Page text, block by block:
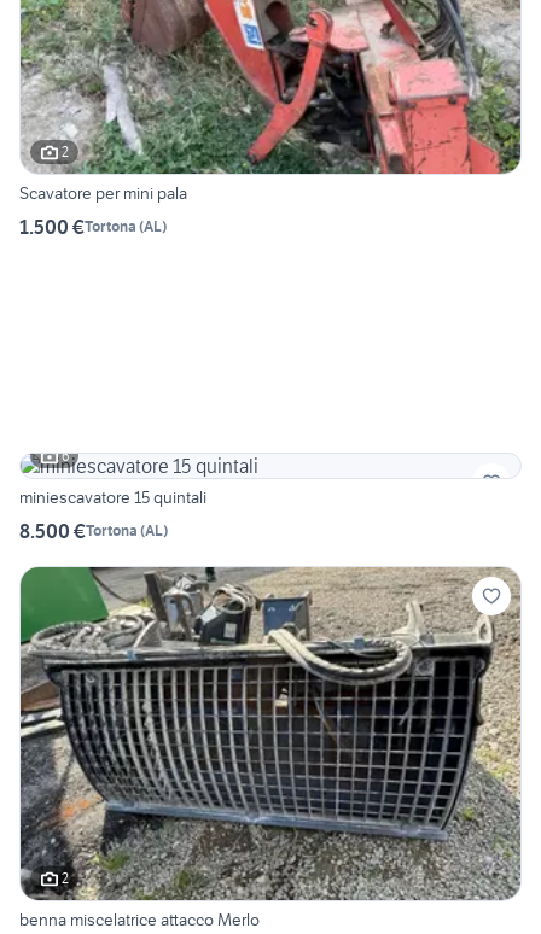
2
Scavatore per mini pala
1.500 €Tortona (AL)
6
miniescavatore 15 quintali
8.500 €Tortona (AL)
2
benna miscelatrice attacco Merlo